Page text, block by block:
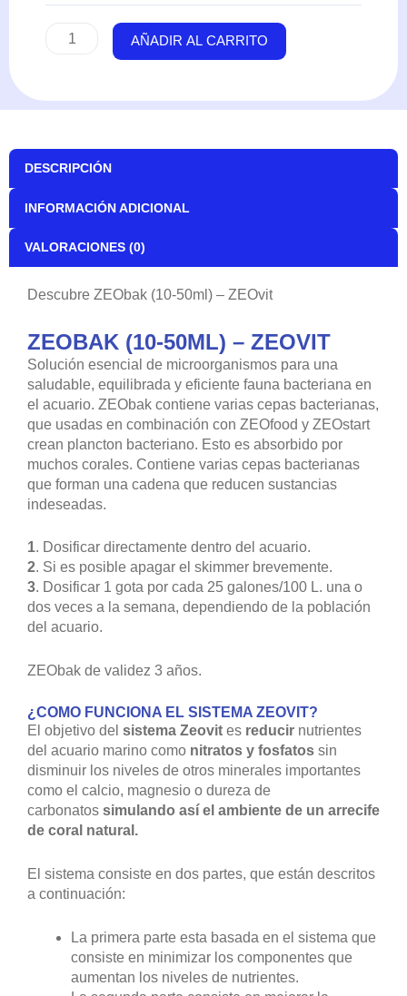
AÑADIR AL CARRITO
DESCRIPCIÓN
INFORMACIÓN ADICIONAL
VALORACIONES (0)
Descubre ZEObak (10-50ml) – ZEOvit
ZEOBAK (10-50ML) – ZEOVIT
Solución esencial de microorganismos para una
saludable, equilibrada y eficiente fauna bacteriana en
el acuario. ZEObak contiene varias cepas bacterianas,
que usadas en combinación con ZEOfood y ZEOstart
crean plancton bacteriano. Esto es absorbido por
muchos corales. Contiene varias cepas bacterianas
que forman una cadena que reducen sustancias
indeseadas.
1. Dosificar directamente dentro del acuario.
2. Si es posible apagar el skimmer brevemente.
3. Dosificar 1 gota por cada 25 galones/100 L. una o
dos veces a la semana, dependiendo de la población
del acuario.
ZEObak de validez 3 años.
¿COMO FUNCIONA EL SISTEMA ZEOVIT?
El objetivo del sistema Zeovit es reducir nutrientes
del acuario marino como nitratos y fosfatos sin
disminuir los niveles de otros minerales importantes
como el calcio, magnesio o dureza de
carbonatos simulando así el ambiente de un arrecife
de coral natural.
El sistema consiste en dos partes, que están descritos
a continuación:
La primera parte esta basada en el sistema que
consiste en minimizar los componentes que
aumentan los niveles de nutrientes.